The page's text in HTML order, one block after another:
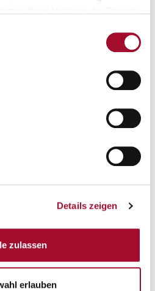
Details zeigen
zulassen
erlauben
Pavoni-Silikonbackform My